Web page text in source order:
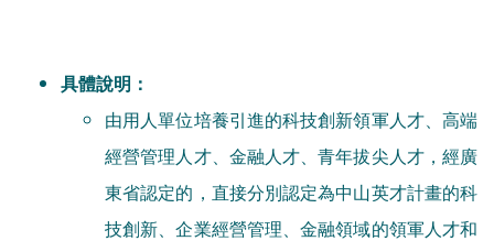
具體說明：
由用人單位培養引進的科技創新領軍人才、高端
經營管理人才、金融人才、青年拔尖人才，經廣
東省認定的，直接分別認定為中山英才計畫的科
技創新、企業經營管理、金融領域的領軍人才和